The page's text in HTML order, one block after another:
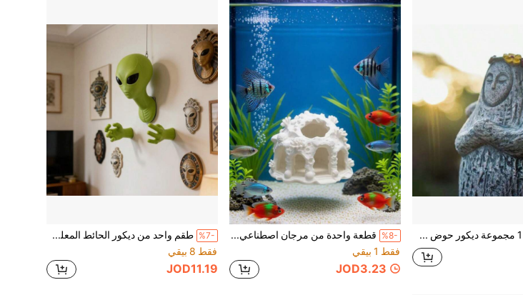
1 قطعة 1 مجموعة ديكور حوض سمك Zelda Legend، زينة إلهة البحر اليابانية Lalu، نموذج حارس بونساي Hylia لتنسيق المناظر الطبيعية %8-
قطعة واحدة من مرجان اصطناعي من الراتنج الأبيض النقي، كهف مسامي للاختباء، زينة ديكور حوض السمك، ملجأ صغير لتربية سمك البيتا والغوبي والجمبري والسرطان، إكسسوار ديكور المناظر الطبيعية تحت الماء
فقط 1 بيقي
JOD3.23
%7-
طقم واحد من ديكور الحائط المعلق ثلاثي الأبعاد بتصميم فضائي مقسوم باللون الأخضر المطفي، من الراتنج، بأسلوب خيال علمي فكاهي، لغرفة المعيشة والنوم والمدخل والمتجر والزاوية، إكسسوار تصوير منزلي إبداعي
فقط 8 بيقي
JOD11.19